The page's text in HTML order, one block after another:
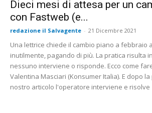
Dieci mesi di attesa per un
con Fastweb (e...
redazione il Salvagente - 21 Dicembre 2021
Una lettrice chiede il cambio piano a febbraio
inutilmente, pagando di più. La pratica risulta
nessuno interviene o risponde. Ecco come
Valentina Masciari (Konsumer Italia). E dopo
nostro articolo l'operatore interviene e risolve